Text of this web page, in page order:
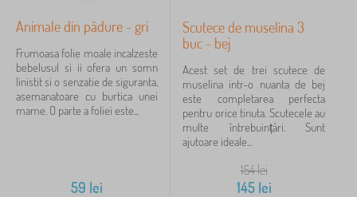
Animale din pădure - gri
Frumoasa folie moale incalzeste
bebelusul si ii ofera un somn
linistit si o senzatie de siguranta,
asemanatoare cu burtica unei
mame. O parte a foliei este...
59 lei
Scutece de muselina 3
buc - bej
Acest set de trei scutece de
muselina intr-o nuanta de bej
este completarea perfecta
pentru orice tinuta. Scutecele au
multe întrebuințări. Sunt
ajutoare ideale...
154lei
145lei